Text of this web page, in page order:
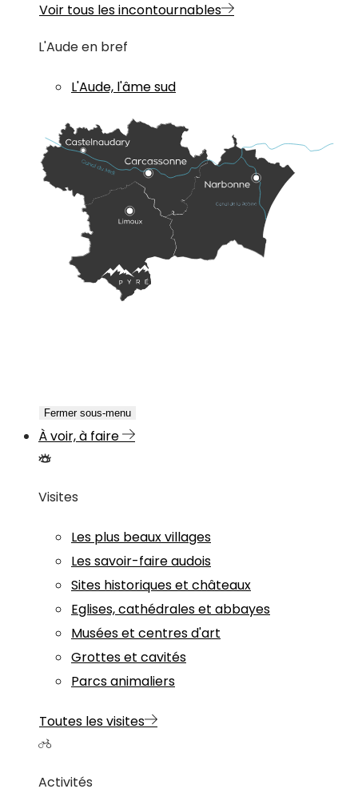
Voir tous les incontournables
L'Aude en bref
L'Aude, l'âme sud
Fermer sous-menu
À voir, à faire
Visites
Les plus beaux villages
Les savoir-faire audois
Sites historiques et châteaux
Eglises, cathédrales et abbayes
Musées et centres d'art
Grottes et cavités
Parcs animaliers
Toutes les visites
Activités